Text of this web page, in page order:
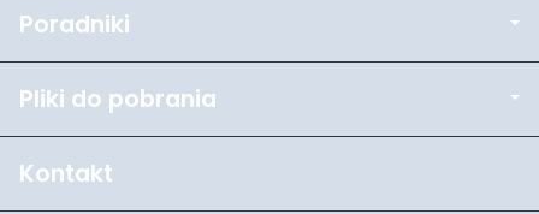
Poradniki
Pliki do pobrania
Kontakt